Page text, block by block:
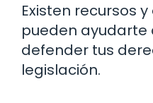
Existen recursos
pueden ayudarte
defender tus
legislación.